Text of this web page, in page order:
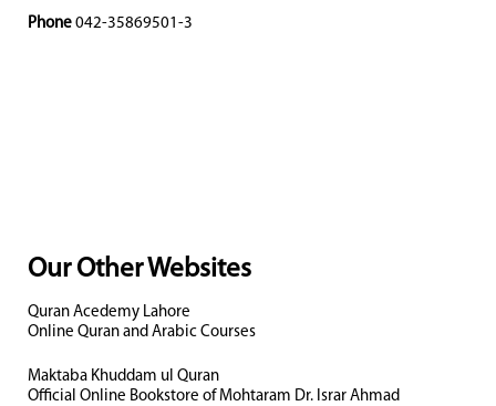
Phone 042-35869501-3
Our Other Websites
Quran Acedemy Lahore
Online Quran and Arabic Courses
Maktaba Khuddam ul Quran
Official Online Bookstore of Mohtaram Dr. Israr Ahmad